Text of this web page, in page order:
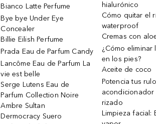
Bianco Latte Perfume
Bye bye Under Eye
Concealer
Billie Eilish Perfume
Prada Eau de Parfum Candy
Lancôme Eau de Parfum La
vie est belle
Serge Lutens Eau de
Parfum Collection Noire
Ambre Sultan
Dermocracy Suero
hialurónico
Cómo quitar el
waterproof
Cremas con
¿Cómo eliminar
en los pies?
Aceite de coco
Potencia tus
rizado
Limpieza facial: